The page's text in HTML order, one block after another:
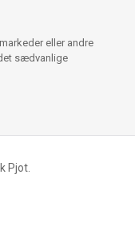
eller andre
sædvanlige
Pjot.